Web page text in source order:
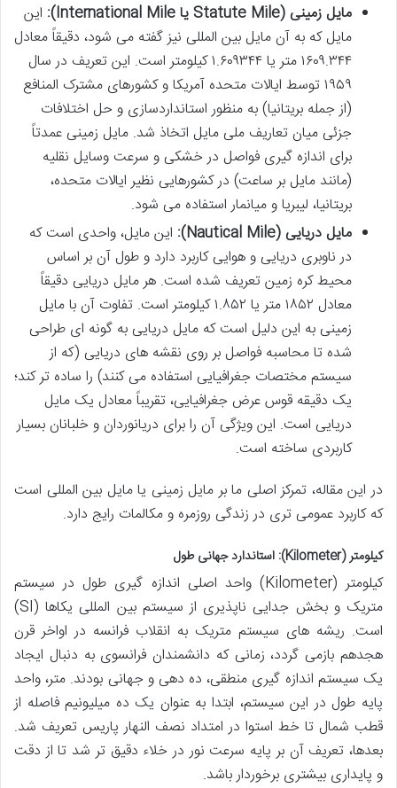
مایل زمینی (Statute Mile یا International Mile):
این
مایل که به آن مایل بین المللی نیز گفته می شود، دقیقاً معادل
۱۶۰۹.۳۴۴ متر یا ۱.۶۰۹۳۴۴ کیلومتر است. این تعریف در سال
۱۹۵۹ توسط ایالات متحده آمریکا و کشورهای مشترک المنافع
(از جمله بریتانیا) به منظور استانداردسازی و حل اختلافات
جزئی میان تعاریف ملی مایل اتخاذ شد. مایل زمینی عمدتاً
برای اندازه گیری فواصل در خشکی و سرعت وسایل نقلیه
(مانند مایل بر ساعت) در کشورهایی نظیر ایالات متحده،
بریتانیا، لیبریا و میانمار استفاده می شود.
مایل دریایی (Nautical Mile):
این مایل، واحدی است که
در ناوبری دریایی و هوایی کاربرد دارد و طول آن بر اساس
محیط کره زمین تعریف شده است. هر مایل دریایی دقیقاً
معادل ۱۸۵۲ متر یا ۱.۸۵۲ کیلومتر است. تفاوت آن با مایل
زمینی به این دلیل است که مایل دریایی به گونه ای طراحی
شده تا محاسبه فواصل بر روی نقشه های دریایی (که از
سیستم مختصات جغرافیایی استفاده می کنند) را ساده تر کند؛
یک دقیقه قوس عرض جغرافیایی، تقریباً معادل یک مایل
دریایی است. این ویژگی آن را برای دریانوردان و خلبانان بسیار
کاربردی ساخته است.
در این مقاله، تمرکز اصلی ما بر مایل زمینی یا مایل بین المللی است
که کاربرد عمومی تری در زندگی روزمره و مکالمات رایج دارد.
کیلومتر (Kilometer): استاندارد جهانی طول
کیلومتر (Kilometer) واحد اصلی اندازه گیری طول در سیستم
متریک و بخش جدایی ناپذیری از سیستم بین المللی یکاها (SI)
است. ریشه های سیستم متریک به انقلاب فرانسه در اواخر قرن
هجدهم بازمی گردد، زمانی که دانشمندان فرانسوی به دنبال ایجاد
یک سیستم اندازه گیری منطقی، ده دهی و جهانی بودند. متر، واحد
پایه طول در این سیستم، ابتدا به عنوان یک ده میلیونیم فاصله از
قطب شمال تا خط استوا در امتداد نصف النهار پاریس تعریف شد.
بعدها، تعریف آن بر پایه سرعت نور در خلاء دقیق تر شد تا از دقت
و پایداری بیشتری برخوردار باشد.